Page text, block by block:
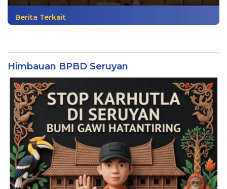
Berita Terkait
Himbauan BPBD Seruyan